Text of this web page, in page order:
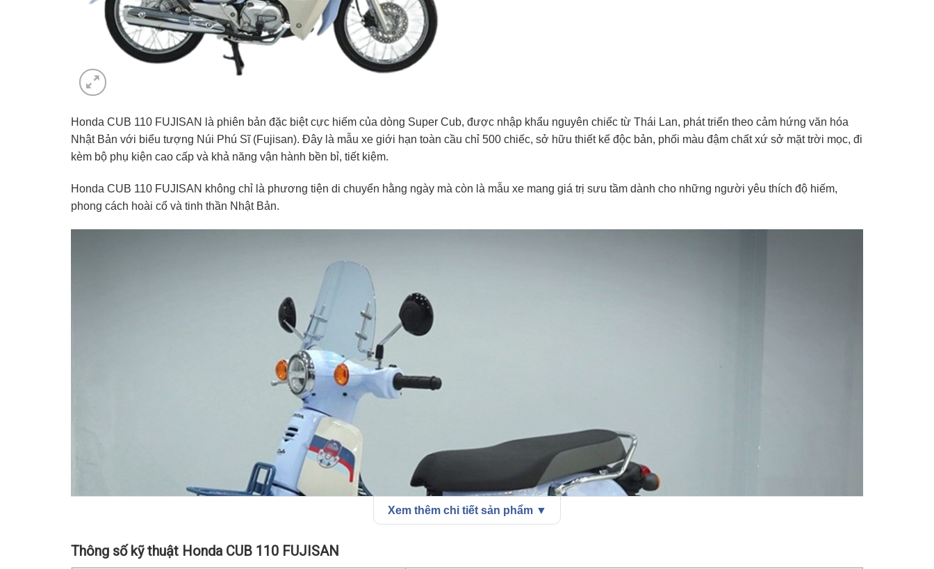
Honda CUB 110 FUJISAN là phiên bản đặc biệt cực hiếm của dòng Super Cub, được nhập khẩu nguyên chiếc từ Thái Lan, phát triển theo cảm hứng văn hóa
Nhật Bản với biểu tượng Núi Phú Sĩ (Fujisan). Đây là mẫu xe giới hạn toàn cầu chỉ 500 chiếc, sở hữu thiết kế độc bản, phối màu đậm chất xứ sở mặt trời mọc, đi
kèm bộ phụ kiện cao cấp và khả năng vận hành bền bỉ, tiết kiệm.
Honda CUB 110 FUJISAN không chỉ là phương tiện di chuyển hằng ngày mà còn là mẫu xe mang giá trị sưu tầm dành cho những người yêu thích độ hiếm,
phong cách hoài cổ và tinh thần Nhật Bản.
Xem thêm chi tiết sản phẩm ▼
Thông số kỹ thuật Honda CUB 110 FUJISAN